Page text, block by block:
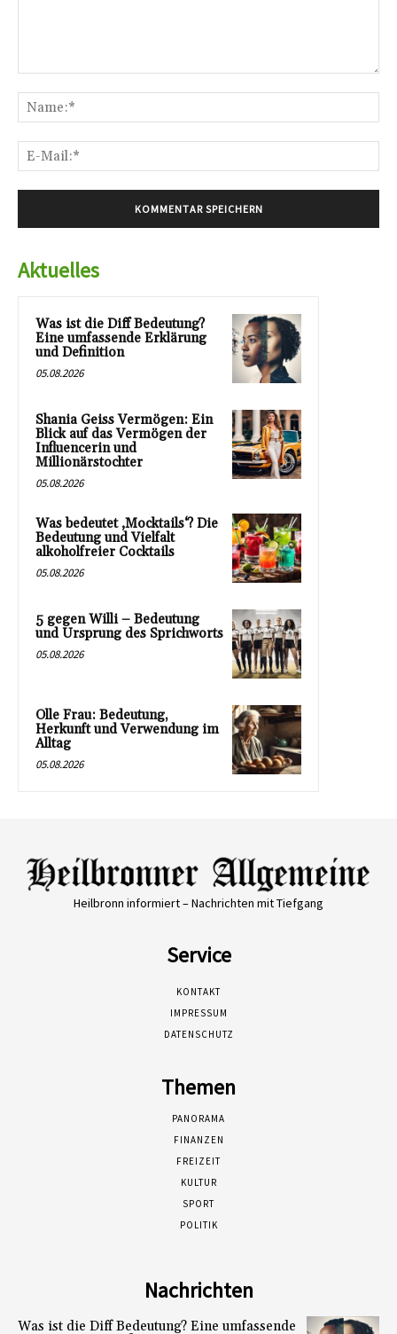
Aktuelles
Was ist die Diff Bedeutung?
Eine umfassende Erklärung
und Definition
05.08.2026
Shania Geiss Vermögen: Ein
Blick auf das Vermögen der
Influencerin und
Millionärstochter
05.08.2026
Was bedeutet ‚Mocktails‘? Die
Bedeutung und Vielfalt
alkoholfreier Cocktails
05.08.2026
5 gegen Willi – Bedeutung
und Ursprung des Sprichworts
05.08.2026
Olle Frau: Bedeutung,
Herkunft und Verwendung im
Alltag
05.08.2026
Heilbronn informiert – Nachrichten mit Tiefgang
Service
KONTAKT
IMPRESSUM
DATENSCHUTZ
Themen
PANORAMA
FINANZEN
FREIZEIT
KULTUR
SPORT
POLITIK
Nachrichten
Was ist die Diff Bedeutung? Eine umfassende